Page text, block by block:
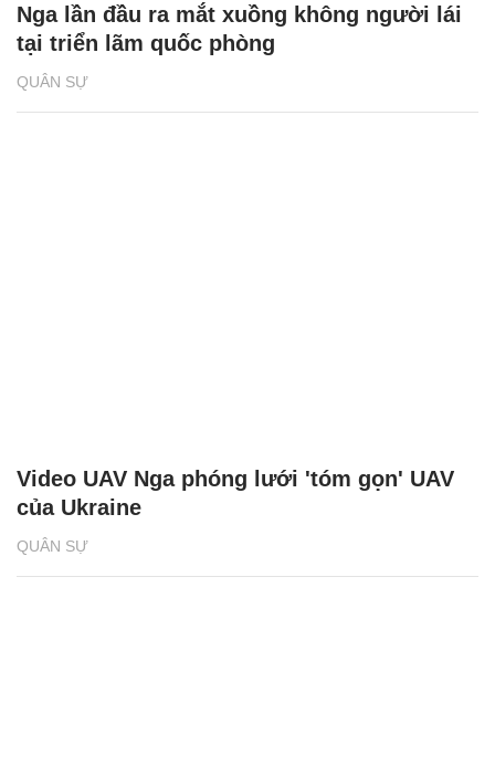
QUÂN SỰ
Nga lần đầu ra mắt xuồng không người lái
tại triển lãm quốc phòng
QUÂN SỰ
Video UAV Nga phóng lưới 'tóm gọn' UAV
của Ukraine